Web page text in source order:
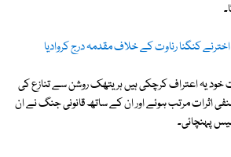
کنگنا رناوت کے خلاف مقدمہ درج کروادیا
خود یہ اعتراف کرچکی ہیں ہریتھک روشن سے تنازع کی
اثرات مرتب ہوئے اور ان کے ساتھ قانونی جنگ نے ان
پہنچائی۔